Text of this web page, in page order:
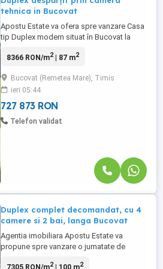
tehnica in Bucovat
Apostu Estate va ofera spre vanzare Casa
tip Duplex modern situat în Bucovat la
în apropiere de mijloace de transport
regim de înălțime P +M,din caramida Cu
tamplarie Pvc din geam Tripan de calitate.
8366 RON/m2| 87 m2
Bucovat (Remetea Mare), Timis
ieri 05:44
727 873 RON
Telefon validat
Duplex complet decomandat, cu 4
camere si 2 bai, langa Bucovat
Agentia imobiliara Apostu Estate va
propune spre vanzare o jumatate de
7305 RON/m2| 100 m2